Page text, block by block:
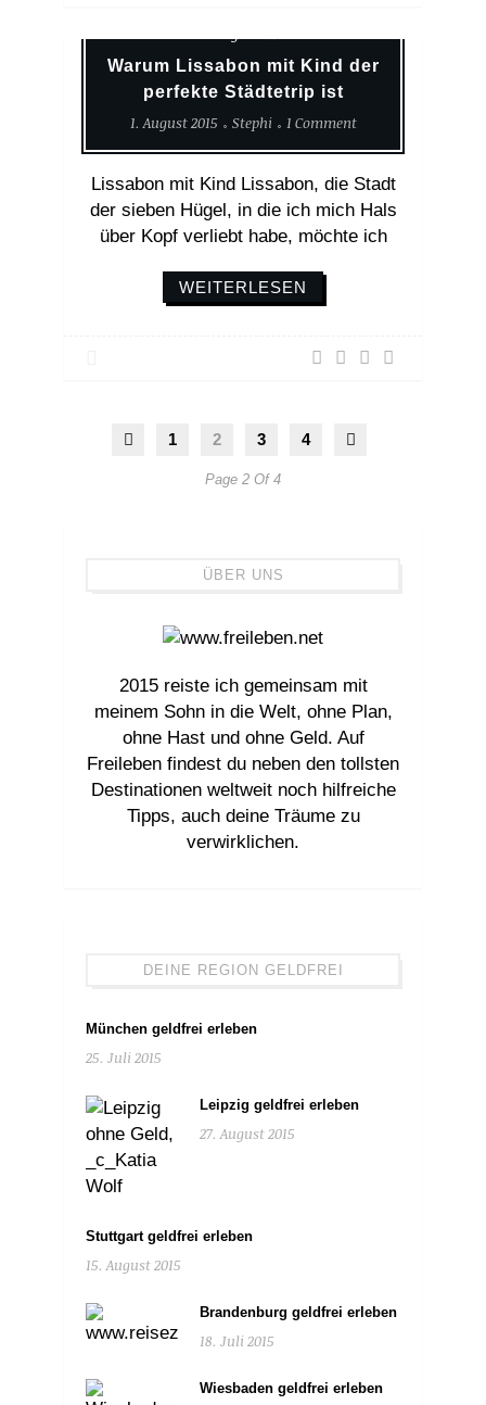
Warum Lissabon mit Kind der
perfekte Städtetrip ist
1. August 2015 Stephi 1 Comment
Lissabon mit Kind Lissabon, die Stadt
der sieben Hügel, in die ich mich Hals
über Kopf verliebt habe, möchte ich
WEITERLESEN
1 2 3 4
Page 2 Of 4
ÜBER UNS
2015 reiste ich gemeinsam mit
meinem Sohn in die Welt, ohne Plan,
ohne Hast und ohne Geld. Auf
Freileben findest du neben den tollsten
Destinationen weltweit noch hilfreiche
Tipps, auch deine Träume zu
verwirklichen.
DEINE REGION GELDFREI
München geldfrei erleben
25. Juli 2015
Leipzig geldfrei erleben
27. August 2015
Stuttgart geldfrei erleben
15. August 2015
Brandenburg geldfrei erleben
18. Juli 2015
Wiesbaden geldfrei erleben